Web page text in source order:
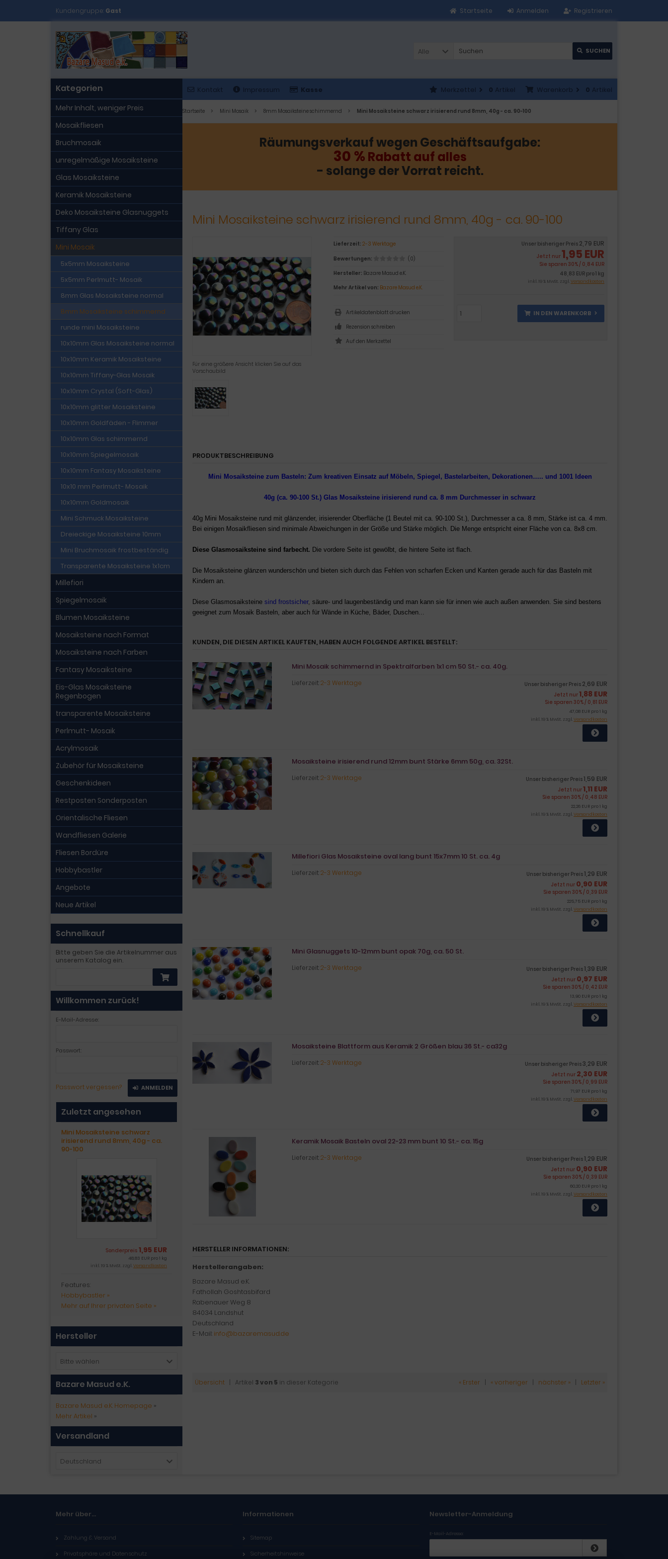
Kundengruppe: Gast Registrieren
Anmelden
Startseite
Alle SUCHEN
Kontakt Impressum Kasse Warenkorb 0 Artikel
Merkzettel 0 Artikel
Startseite Mini Mosaik 8mm Mosaiksteine schimmernd Mini Mosaiksteine schwarz irisierend rund 8mm, 40g - ca. 90-100
Räumungsverkauf wegen Geschäftsaufgabe:
30 % Rabatt auf alles
- solange der Vorrat reicht.
Mini Mosaiksteine schwarz irisierend rund 8mm, 40g - ca. 90-100
Für eine größere Ansicht klicken Sie auf das
Vorschaubild
Unser bisheriger Preis 2,79 EUR
Jetzt nur1,95 EUR
Sie sparen 30% / 0,84 EUR
48,83 EUR pro 1 kg
inkl. 19 % MwSt. zzgl.Versandkosten
IN DEN WARENKORB
Lieferzeit: 2-3 Werktage
Bewertungen:
(0)
Hersteller: Bazare Masud e.K.
Mehr Artikel von: Bazare Masud e.K.
Artikeldatenblatt drucken
Rezension schreiben
PRODUKTBESCHREIBUNG
Mini Mosaiksteine zum Basteln: Zum kreativen Einsatz auf Möbeln, Spiegel, Bastelarbeiten, Dekorationen….. und 1001 Ideen
40g (ca. 90-100 St.) Glas Mosaiksteine irisierend rund ca. 8 mm Durchmesser in schwarz
40g Mini Mosaiksteine rund mit glänzender, irisierender Oberfläche (1 Beutel mit ca. 90-100 St.), Durchmesser a ca. 8 mm, Stärke ist ca. 4 mm.
Bei einigen Mosaikfliesen sind minimale Abweichungen in der Größe und Stärke möglich. Die Menge entspricht einer Fläche von ca. 8x8 cm.
Diese Glasmosaiksteine sind farbecht. Die vordere Seite ist gewölbt, die hintere Seite ist flach.
Die Mosaiksteine glänzen wunderschön und bieten sich durch das Fehlen von scharfen Ecken und Kanten gerade auch für das Basteln mit
Kindern an.
Diese Glasmosaiksteine sind frostsicher, säure- und laugenbeständig und man kann sie für innen wie auch außen anwenden. Sie sind bestens
geeignet zum Mosaik Basteln, aber auch für Wände in Küche, Bäder, Duschen...
KUNDEN, DIE DIESEN ARTIKEL KAUFTEN, HABEN AUCH FOLGENDE ARTIKEL BESTELLT:
Mini Mosaik schimmernd in Spektralfarben 1x1 cm 50 St.- ca. 40g.
Lieferzeit:2-3 Werktage Unser bisheriger Preis 2,69 EUR
Jetzt nur1,88 EUR
Sie sparen 30% / 0,81 EUR
47,08 EUR pro 1 kg
inkl. 19 % MwSt. zzgl.Versandkosten
Mosaiksteine irisierend rund 12mm bunt Stärke 6mm 50g, ca. 32St.
Lieferzeit:2-3 Werktage Unser bisheriger Preis1,59 EUR
Jetzt nur1,11 EUR
Sie sparen 30% / 0,48 EUR
22,26 EUR pro 1 kg
inkl. 19 % MwSt. zzgl.Versandkosten
Millefiori Glas Mosaiksteine oval lang bunt 15x7mm 10 St. ca. 4g
Lieferzeit:2-3 Werktage Unser bisheriger Preis1,29 EUR
Jetzt nur 0,90 EUR
Sie sparen 30% / 0,39 EUR
225,75 EUR pro 1 kg
inkl. 19 % MwSt. zzgl.Versandkosten
Mini Glasnuggets 10-12mm bunt opak 70g, ca. 50 St.
Lieferzeit:2-3 Werktage Unser bisheriger Preis1,39 EUR
Jetzt nur 0,97 EUR
Sie sparen 30% / 0,42 EUR
13,90 EUR pro 1 kg
inkl. 19 % MwSt. zzgl.Versandkosten
Mosaiksteine Blattform aus Keramik 2 Größen blau 36 St.- ca32g
Lieferzeit:2-3 Werktage Unser bisheriger Preis3,29 EUR
Jetzt nur 2,30 EUR
Sie sparen 30% / 0,99 EUR
71,97 EUR pro 1 kg
inkl. 19 % MwSt. zzgl.Versandkosten
Keramik Mosaik Basteln oval 22-23 mm bunt 10 St.- ca. 15g
Lieferzeit:2-3 Werktage Unser bisheriger Preis1,29 EUR
Jetzt nur 0,90 EUR
Sie sparen 30% / 0,39 EUR
60,20 EUR pro 1 kg
inkl. 19 % MwSt. zzgl.Versandkosten
HERSTELLER INFORMATIONEN:
Herstellerangaben:
Bazare Masud e.K.
Fathollah Goshtasbifard
Rabenauer Weg 8
84034 Landshut
Deutschland
E-Mail: info@bazaremasud.de
Übersicht | Artikel 3 von 5 in dieser Kategorie « Erster « vorheriger nächster » Letzter »
Kategorien
Mehr Inhalt, weniger Preis
Mosaikfliesen
Bruchmosaik
unregelmäßige Mosaiksteine
Glas Mosaiksteine
Keramik Mosaiksteine
Deko Mosaiksteine Glasnuggets
Tiffany Glas
Mini Mosaik
5x5mm Mosaiksteine
5x5mm Perlmutt- Mosaik
8mm Glas Mosaiksteine normal
8mm Mosaiksteine schimmernd
runde mini Mosaiksteine
10x10mm Glas Mosaiksteine normal
10x10mm Keramik Mosaiksteine
10x10mm Tiffany-Glas Mosaik
10x10mm Crystal (Soft-Glas)
10x10mm glitter Mosaiksteine
10x10mm Goldfäden - Flimmer
10x10mm Glas schimmernd
10x10mm Spiegelmosaik
10x10mm Fantasy Mosaiksteine
10x10 mm Perlmutt- Mosaik
10x10mm Goldmosaik
Mini Schmuck Mosaiksteine
Dreieckige Mosaiksteine 10mm
Mini Bruchmosaik frostbeständig
Transparente Mosaiksteine 1x1cm
Millefiori
Spiegelmosaik
Blumen Mosaiksteine
Mosaiksteine nach Format
Mosaiksteine nach Farben
Fantasy Mosaiksteine
Eis-Glas Mosaiksteine
Regenbogen
transparente Mosaiksteine
Perlmutt- Mosaik
Acrylmosaik
Zubehör für Mosaiksteine
Geschenkideen
Restposten Sonderposten
Orientalische Fliesen
Wandfliesen Galerie
Fliesen Bordüre
Hobbybastler
Angebote
Neue Artikel
Schnellkauf
Bitte geben Sie die Artikelnummer aus
unserem Katalog ein.
Willkommen zurück!
E-Mail-Adresse:
Passwort:
Passwort vergessen? ANMELDEN
Zuletzt angesehen
Mini Mosaiksteine schwarz
irisierend rund 8mm, 40g - ca.
90-100
Sonderpreis 1,95 EUR
48,83 EUR pro 1 kg
inkl. 19 % MwSt. zzgl.Versandkosten
Features:
Hobbybastler »
Mehr auf Ihrer privaten Seite »
Hersteller
Bitte wählen
Bazare Masud e.K.
Bazare Masud e.K. Homepage »
Mehr Artikel »
Versandland
Deutschland
Mehr über...
Zahlung & Versand
Privatsphäre und Datenschutz
Informationen
Sitemap
Sicherheitshinweise
Newsletter-Anmeldung
E-Mail-Adresse: